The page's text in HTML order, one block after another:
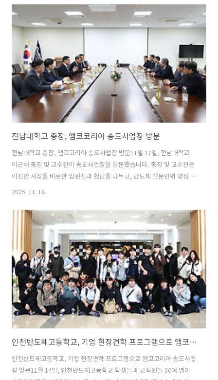
년 역사와 반도체에 관한 이해의 시간을 가졌습니다. 이번 기업 현장견학
프로그램은 회사 소개, 이원 K4공장장과 함께하는 멘토링 시간, 공정 소
개, 사내 투어 등으로 진행되었습니다. By 미스터반 | 안녕하세요. 'Mr.
반'입니다. 반도체 정보와 따끈한 문화소식을 전해드리는 '앰코인스토
리'의 마스코트랍니다. 반도체 패키징과 테스트가 저의 주 전공분야이고
취미..
전남대학교 총장, 앰코코리아 송도사업장 방문
전남대학교 총장, 앰코코리아 송도사업장 방문11월 17일, 전남대학교
이근배 총장 및 교수진이 송도사업장을 방문했습니다. 총장 및 교수진은
이진안 사장을 비롯한 임원진과 환담을 나누고, 반도체 전문인력 양성 및
우수 인재 채용에 대한 심도 있는 논의를 나눴습니다. By 미스터반 | 안녕
'앰코인스토리'의 마스코트랍니다. 반도체 패키징과 테스트가 저의 주
전공분야이고 취미는 요리, 음악감상, 여행, 영화감상입니다. 일본, 중
국, 필리핀, 대만, 말레이시아, 베트남 등지에 아지트가 있어 자주 출장을
떠나는데요. 앞으로 세계 각 지역의 현지 문화 소식도 종종 전해드리겠습
니다.
2025. 11. 18.
인천반도체고등학교, 기업 현장견학 프로그램으로 앰코코리아 송도사업장 방문
인천반도체고등학교, 기업 현장견학 프로그램으로 앰코코리아 송도사업
장 방문11월 14일, 인천반도체고등학교 학생들과 교직원들 30여 명이